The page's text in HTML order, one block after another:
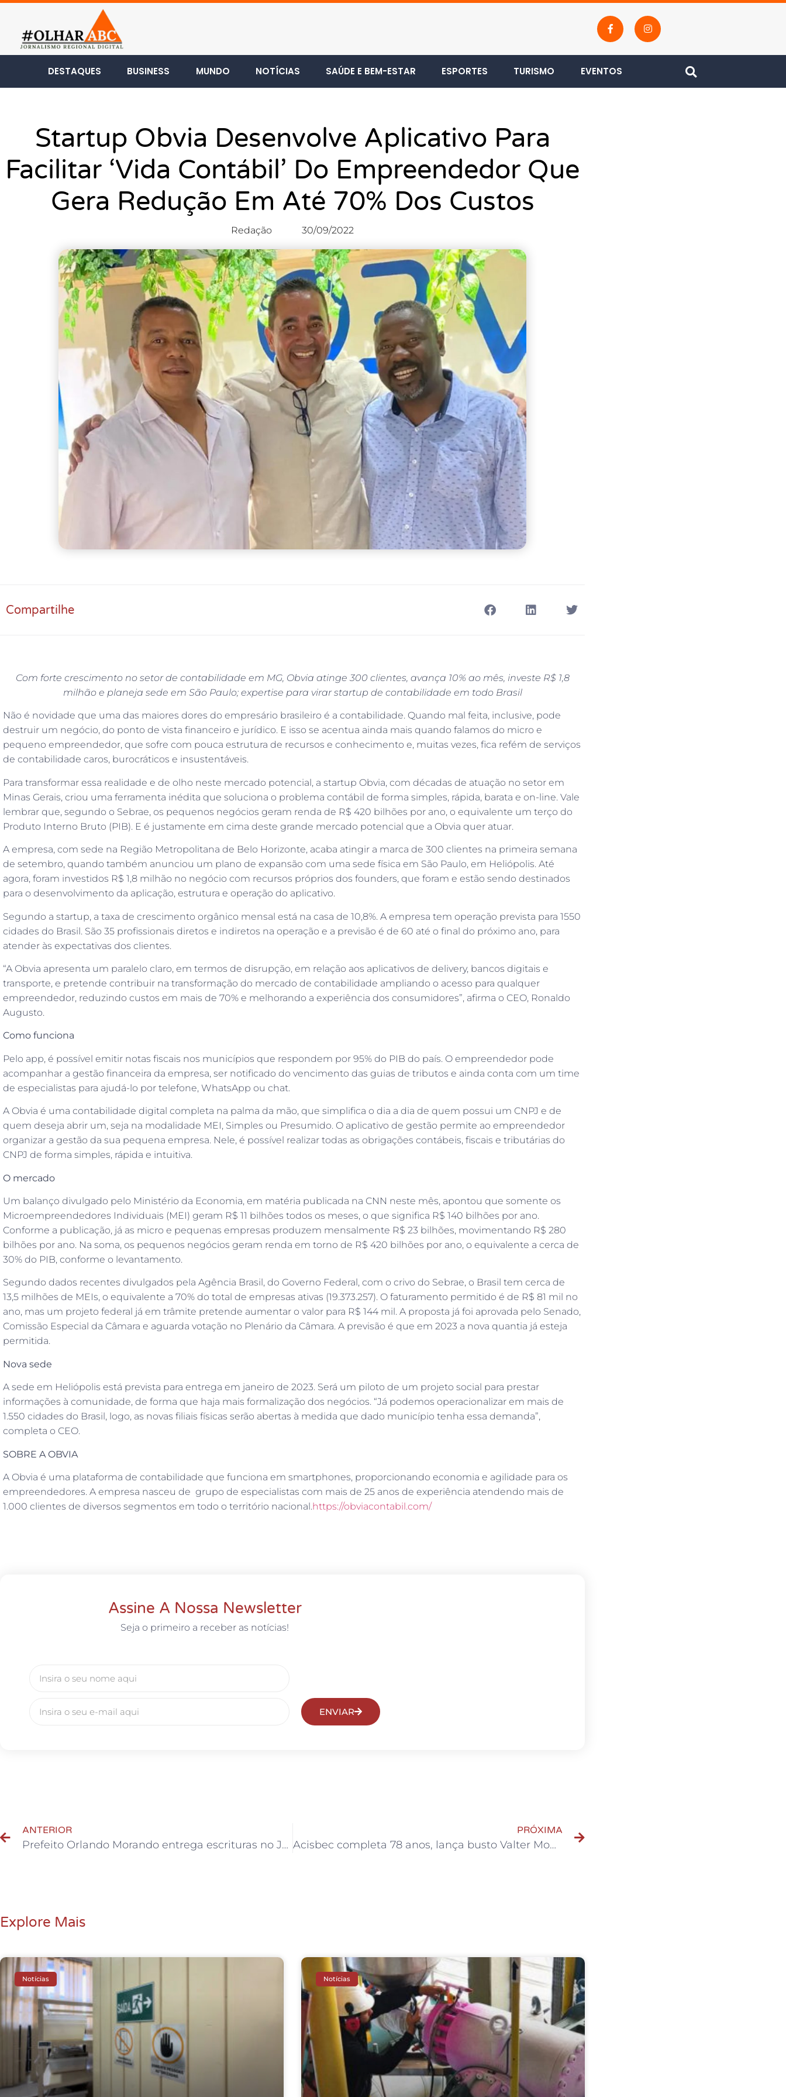
DESTAQUES BUSINESS MUNDO NOTÍCIAS SAÚDE E BEM-ESTAR ESPORTES TURISMO EVENTOS
Startup Obvia Desenvolve Aplicativo Para
Facilitar ‘vida Contábil’ Do Empreendedor Que
Gera Redução Em Até 70% Dos Custos
Redação 30/09/2022
Compartilhe
Com forte crescimento no setor de contabilidade em MG, Obvia atinge 300 clientes, avança 10% ao mês, investe R$ 1,8
milhão e planeja sede em São Paulo; expertise para virar startup de contabilidade em todo Brasil
Não é novidade que uma das maiores dores do empresário brasileiro é a contabilidade. Quando mal feita, inclusive, pode
destruir um negócio, do ponto de vista financeiro e jurídico. E isso se acentua ainda mais quando falamos do micro e
pequeno empreendedor, que sofre com pouca estrutura de recursos e conhecimento e, muitas vezes, fica refém de serviços
de contabilidade caros, burocráticos e insustentáveis.
Para transformar essa realidade e de olho neste mercado potencial, a startup Obvia, com décadas de atuação no setor em
Minas Gerais, criou uma ferramenta inédita que soluciona o problema contábil de forma simples, rápida, barata e on-line. Vale
lembrar que, segundo o Sebrae, os pequenos negócios geram renda de R$ 420 bilhões por ano, o equivalente um terço do
Produto Interno Bruto (PIB). E é justamente em cima deste grande mercado potencial que a Obvia quer atuar.
A empresa, com sede na Região Metropolitana de Belo Horizonte, acaba atingir a marca de 300 clientes na primeira semana
de setembro, quando também anunciou um plano de expansão com uma sede física em São Paulo, em Heliópolis. Até
agora, foram investidos R$ 1,8 milhão no negócio com recursos próprios dos founders, que foram e estão sendo destinados
para o desenvolvimento da aplicação, estrutura e operação do aplicativo.
Segundo a startup, a taxa de crescimento orgânico mensal está na casa de 10,8%. A empresa tem operação prevista para 1550
cidades do Brasil. São 35 profissionais diretos e indiretos na operação e a previsão é de 60 até o final do próximo ano, para
atender às expectativas dos clientes.
“A Obvia apresenta um paralelo claro, em termos de disrupção, em relação aos aplicativos de delivery, bancos digitais e
transporte, e pretende contribuir na transformação do mercado de contabilidade ampliando o acesso para qualquer
empreendedor, reduzindo custos em mais de 70% e melhorando a experiência dos consumidores”, afirma o CEO, Ronaldo
Augusto.
Como funciona
Pelo app, é possível emitir notas fiscais nos municípios que respondem por 95% do PIB do país. O empreendedor pode
acompanhar a gestão financeira da empresa, ser notificado do vencimento das guias de tributos e ainda conta com um time
de especialistas para ajudá-lo por telefone, WhatsApp ou chat.
A Obvia é uma contabilidade digital completa na palma da mão, que simplifica o dia a dia de quem possui um CNPJ e de
quem deseja abrir um, seja na modalidade MEI, Simples ou Presumido. O aplicativo de gestão permite ao empreendedor
organizar a gestão da sua pequena empresa. Nele, é possível realizar todas as obrigações contábeis, fiscais e tributárias do
CNPJ de forma simples, rápida e intuitiva.
O mercado
Um balanço divulgado pelo Ministério da Economia, em matéria publicada na CNN neste mês, apontou que somente os
Microempreendedores Individuais (MEI) geram R$ 11 bilhões todos os meses, o que significa R$ 140 bilhões por ano.
Conforme a publicação, já as micro e pequenas empresas produzem mensalmente R$ 23 bilhões, movimentando R$ 280
bilhões por ano. Na soma, os pequenos negócios geram renda em torno de R$ 420 bilhões por ano, o equivalente a cerca de
30% do PIB, conforme o levantamento.
Segundo dados recentes divulgados pela Agência Brasil, do Governo Federal, com o crivo do Sebrae, o Brasil tem cerca de
13,5 milhões de MEIs, o equivalente a 70% do total de empresas ativas (19.373.257). O faturamento permitido é de R$ 81 mil no
ano, mas um projeto federal já em trâmite pretende aumentar o valor para R$ 144 mil. A proposta já foi aprovada pelo Senado,
Comissão Especial da Câmara e aguarda votação no Plenário da Câmara. A previsão é que em 2023 a nova quantia já esteja
permitida.
Nova sede
A sede em Heliópolis está prevista para entrega em janeiro de 2023. Será um piloto de um projeto social para prestar
informações à comunidade, de forma que haja mais formalização dos negócios. “Já podemos operacionalizar em mais de
1.550 cidades do Brasil, logo, as novas filiais físicas serão abertas à medida que dado município tenha essa demanda”,
completa o CEO.
SOBRE A OBVIA
A Obvia é uma plataforma de contabilidade que funciona em smartphones, proporcionando economia e agilidade para os
empreendedores. A empresa nasceu de grupo de especialistas com mais de 25 anos de experiência atendendo mais de
1.000 clientes de diversos segmentos em todo o território nacional.https://obviacontabil.com/
Assine A Nossa Newsletter
Seja o primeiro a receber as notícias!
ENVIAR
ANTERIOR
Prefeito Orlando Morando entrega escrituras no Jardim Alvorada
PRÓXIMA
Acisbec completa 78 anos, lança busto Valter Moura e anuncia novidades
Explore Mais
Notícias Notícias